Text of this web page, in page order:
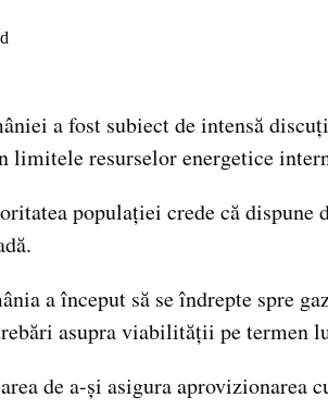
a fost subiect de intensă
limitele resurselor energetice
populației crede că
a început să se îndrepte spre
asupra viabilității pe termen
de a-și asigura